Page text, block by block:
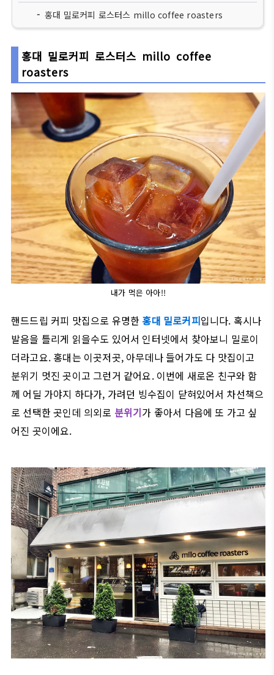
홍대 밀로커피 로스터스 millo coffee roasters
홍대 밀로커피 로스터스 millo coffee
roasters
내가 먹은 아아!!
핸드드립 커피 맛집으로 유명한 홍대 밀로커피입니다. 혹시나
발음을 틀리게 읽을수도 있어서 인터넷에서 찾아보니 밀로이
더라고요. 홍대는 이곳저곳, 아무데나 들어가도 다 맛집이고
분위기 멋진 곳이고 그런거 같어요. 이번에 새로온 친구와 함
께 어딜 가야지 하다가, 가려던 빙수집이 닫혀있어서 차선책으
로 선택한 곳인데 의외로 분위기가 좋아서 다음에 또 가고 싶
어진 곳이에요.